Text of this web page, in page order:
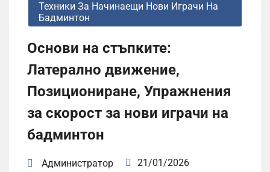
Техники За Начинаещи Нови Играчи На
Бадминтон
Основи на стъпките:
Латерално движение,
Позициониране, Упражнения
за скорост за нови играчи на
бадминтон
Администратор
21/01/2026